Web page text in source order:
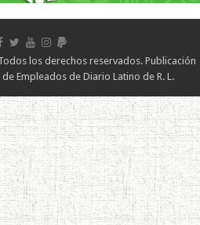
los derechos reservados. Publicación
Empleados de Diario Latino de R. L.